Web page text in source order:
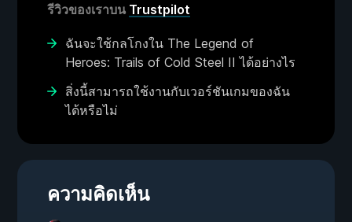
รีวิวของเราบน Trustpilot
ฉันจะใช้กลโกงใน The Legend of
Heroes: Trails of Cold Steel II ได้อย่างไร
สิ่งนี้สามารถใช้งานกับเวอร์ชันเกมของฉัน
ได้หรือไม่
ความคิดเห็น